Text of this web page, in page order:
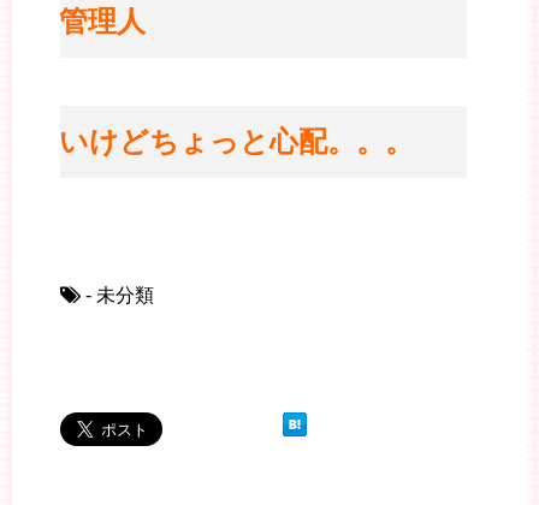
※管理人
凄いけどちょっと心配。。。
- 未分類